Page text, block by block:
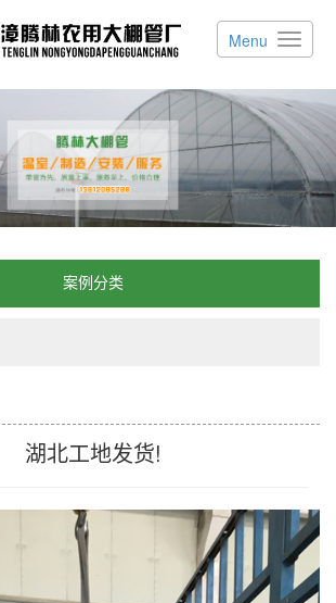
Menu
案例分类
您的当前位置：首 页>>
湖北工地发货!